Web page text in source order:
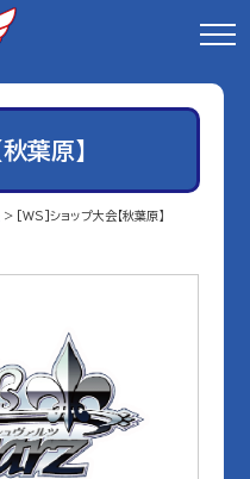
葉原】
> [WS]ショップ大会【秋葉原】